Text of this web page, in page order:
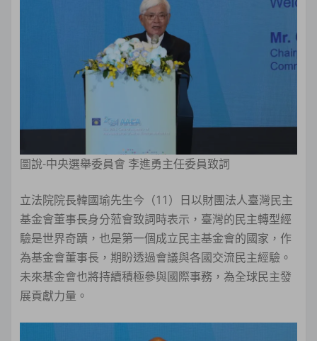
圖說-中央選舉委員會 李進勇主任委員致詞
立法院院長韓國瑜先生今（11）日以財團法人臺灣民主
基金會董事長身分蒞會致詞時表示，臺灣的民主轉型經
驗是世界奇蹟，也是第一個成立民主基金會的國家，作
為基金會董事長，期盼透過會議與各國交流民主經驗。
未來基金會也將持續積極參與國際事務，為全球民主發
展貢獻力量。